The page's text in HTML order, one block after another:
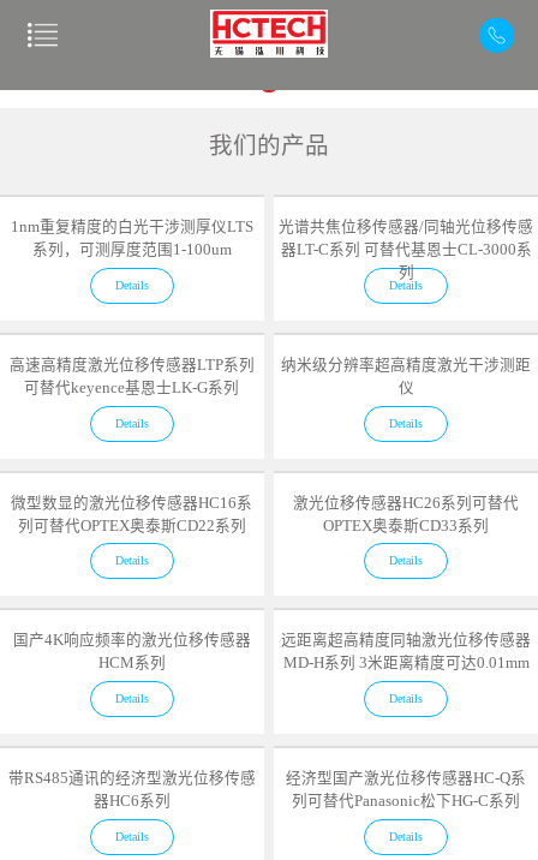
我们的产品
1nm重复精度的白光干涉测厚仪LTS
系列，可测厚度范围1-100um
Details
光谱共焦位移传感器/同轴光位移传感
器LT-C系列 可替代基恩士CL-3000系
列
Details
高速高精度激光位移传感器LTP系列
可替代keyence基恩士LK-G系列
Details
纳米级分辨率超高精度激光干涉测距
仪
Details
微型数显的激光位移传感器HC16系
列可替代OPTEX奥泰斯CD22系列
Details
激光位移传感器HC26系列可替代
OPTEX奥泰斯CD33系列
Details
国产4K响应频率的激光位移传感器
HCM系列
Details
远距离超高精度同轴激光位移传感器
MD-H系列 3米距离精度可达0.01mm
Details
带RS485通讯的经济型激光位移传感
器HC6系列
Details
经济型国产激光位移传感器HC-Q系
列可替代Panasonic松下HG-C系列
Details